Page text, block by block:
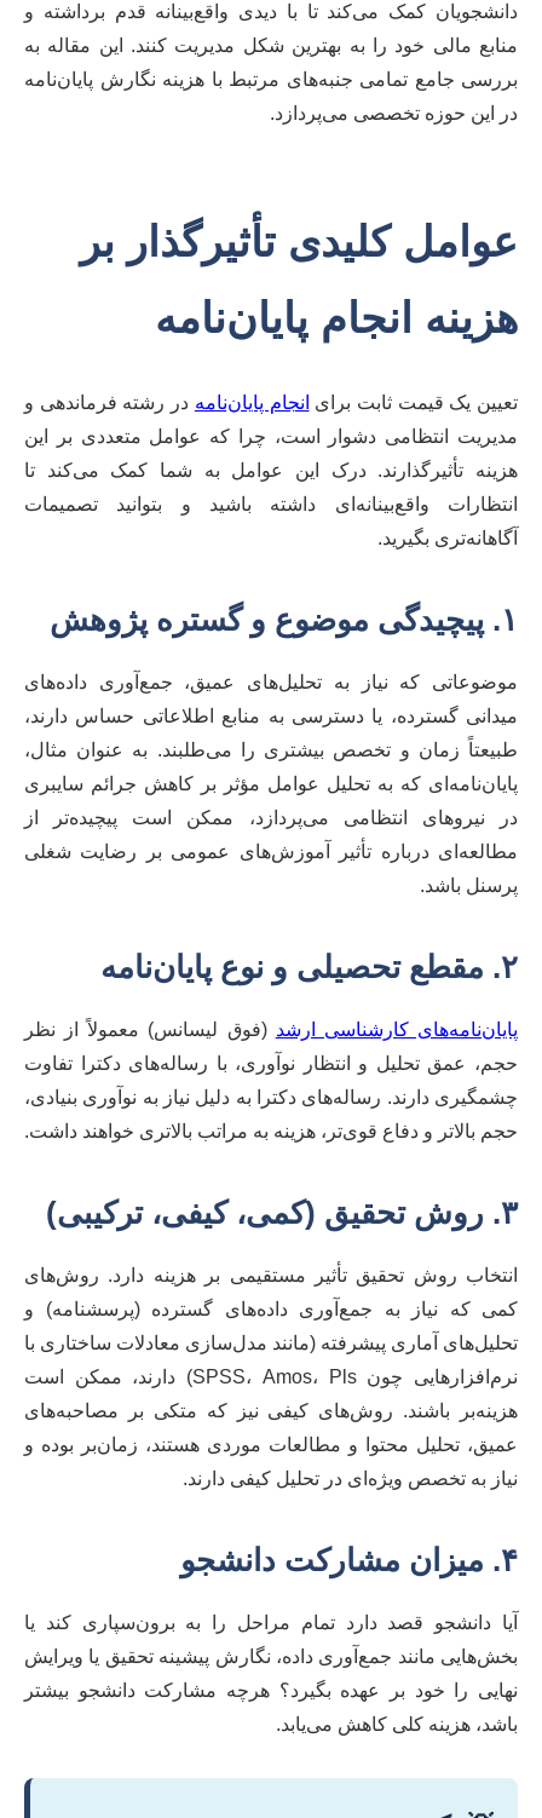
دانشجویان کمک می‌کند تا با دیدی واقع‌بینانه قدم برداشته و
منابع مالی خود را به بهترین شکل مدیریت کنند. این مقاله به
بررسی جامع تمامی جنبه‌های مرتبط با هزینه نگارش پایان‌نامه
در این حوزه تخصصی می‌پردازد.
عوامل کلیدی تأثیرگذار بر
هزینه انجام پایان‌نامه
تعیین یک قیمت ثابت برای انجام پایان‌نامه در رشته فرماندهی و
مدیریت انتظامی دشوار است، چرا که عوامل متعددی بر این
هزینه تأثیرگذارند. درک این عوامل به شما کمک می‌کند تا
انتظارات واقع‌بینانه‌ای داشته باشید و بتوانید تصمیمات
آگاهانه‌تری بگیرید.
۱. پیچیدگی موضوع و گستره پژوهش
موضوعاتی که نیاز به تحلیل‌های عمیق، جمع‌آوری داده‌های
میدانی گسترده، یا دسترسی به منابع اطلاعاتی حساس دارند،
طبیعتاً زمان و تخصص بیشتری را می‌طلبند. به عنوان مثال،
پایان‌نامه‌ای که به تحلیل عوامل مؤثر بر کاهش جرائم سایبری
در نیروهای انتظامی می‌پردازد، ممکن است پیچیده‌تر از
مطالعه‌ای درباره تأثیر آموزش‌های عمومی بر رضایت شغلی
پرسنل باشد.
۲. مقطع تحصیلی و نوع پایان‌نامه
پایان‌نامه‌های کارشناسی ارشد (فوق لیسانس) معمولاً از نظر
حجم، عمق تحلیل و انتظار نوآوری، با رساله‌های دکترا تفاوت
چشمگیری دارند. رساله‌های دکترا به دلیل نیاز به نوآوری بنیادی،
حجم بالاتر و دفاع قوی‌تر، هزینه به مراتب بالاتری خواهند داشت.
۳. روش تحقیق (کمی، کیفی، ترکیبی)
انتخاب روش تحقیق تأثیر مستقیمی بر هزینه دارد. روش‌های
کمی که نیاز به جمع‌آوری داده‌های گسترده (پرسشنامه) و
تحلیل‌های آماری پیشرفته (مانند مدل‌سازی معادلات ساختاری با
نرم‌افزارهایی چون SPSS، Amos، Pls) دارند، ممکن است
هزینه‌بر باشند. روش‌های کیفی نیز که متکی بر مصاحبه‌های
عمیق، تحلیل محتوا و مطالعات موردی هستند، زمان‌بر بوده و
نیاز به تخصص ویژه‌ای در تحلیل کیفی دارند.
۴. میزان مشارکت دانشجو
آیا دانشجو قصد دارد تمام مراحل را به برون‌سپاری کند یا
بخش‌هایی مانند جمع‌آوری داده، نگارش پیشینه تحقیق یا ویرایش
نهایی را خود بر عهده بگیرد؟ هرچه مشارکت دانشجو بیشتر
باشد، هزینه کلی کاهش می‌یابد.